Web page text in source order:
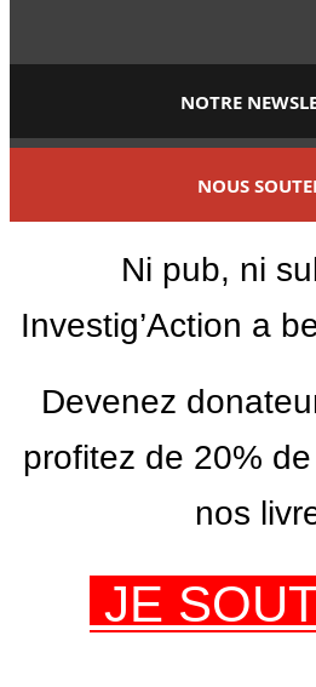
NOTRE
NOUS
Ni pub, ni
Investig’Action a
Devenez
profitez de 20%
nos
JE